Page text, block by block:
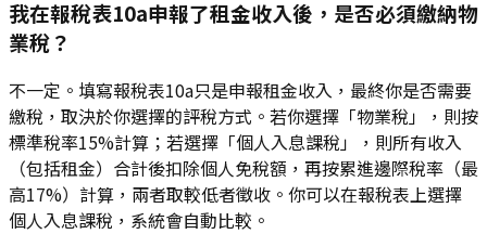
我在報稅表10a申報了租金收入後，是否必須繳納物
業稅？
不一定。填寫報稅表10a只是申報租金收入，最終你是否需要
繳稅，取決於你選擇的評稅方式。若你選擇「物業稅」，則按
標準稅率15%計算；若選擇「個人入息課稅」，則所有收入
（包括租金）合計後扣除個人免稅額，再按累進邊際稅率（最
高17%）計算，兩者取較低者徵收。你可以在報稅表上選擇
個人入息課稅，系統會自動比較。